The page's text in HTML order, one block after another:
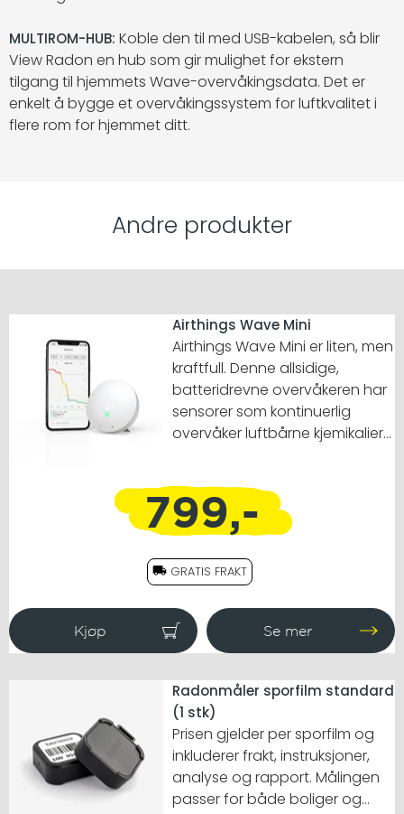
MULTIROM-HUB: Koble den til med USB-kabelen, så blir
View Radon en hub som gir mulighet for ekstern
tilgang til hjemmets Wave-overvåkingsdata. Det er
enkelt å bygge et overvåkingssystem for luftkvalitet i
flere rom for hjemmet ditt.
Andre produkter
Airthings Wave Mini
Airthings Wave Mini er liten, men
kraftfull. Denne allsidige,
batteridrevne overvåkeren har
sensorer som kontinuerlig
overvåker luftbårne kjemikalier
stiger, undersøk for å
identifisere kilder og minske
påvirkningen de har på
luftkvaliteten innendørs.
799,-
GRATIS FRAKT
Radonmåler sporfilm standard
(1 stk)
Prisen gjelder per sporfilm og
inkluderer frakt, instruksjoner,
analyse og rapport. Målingen
passer for både boliger og